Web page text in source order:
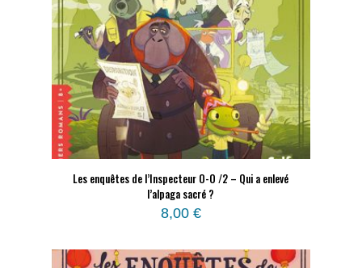
Les enquêtes de l’Inspecteur O-O /2 – Qui a enlevé
l’alpaga sacré ?
8,00 €